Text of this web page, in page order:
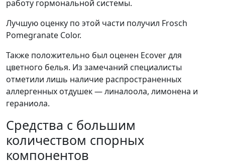
работу гормональной системы.
Лучшую оценку по этой части получил Frosch
Pomegranate Color.
Также положительно был оценен Ecover для
цветного белья. Из замечаний специалисты
отметили лишь наличие распространенных
аллергенных отдушек — линалоола, лимонена и
гераниола.
Средства с большим
количеством спорных
компонентов